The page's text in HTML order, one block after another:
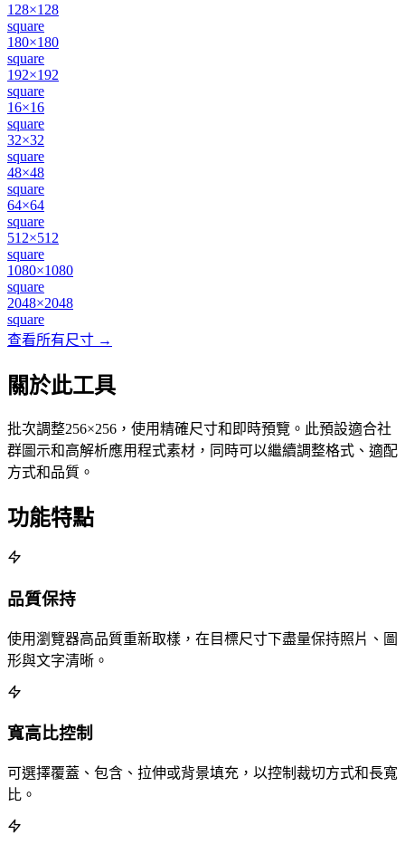
128×128
square
180×180
square
192×192
square
16×16
square
32×32
square
48×48
square
64×64
square
512×512
square
1080×1080
square
2048×2048
square
查看所有尺寸 →
關於此工具
批次調整256×256，使用精確尺寸和即時預覽。此預設適合社
群圖示和高解析應用程式素材，同時可以繼續調整格式、適配
方式和品質。
功能特點
品質保持
使用瀏覽器高品質重新取樣，在目標尺寸下盡量保持照片、圖
形與文字清晰。
寬高比控制
可選擇覆蓋、包含、拉伸或背景填充，以控制裁切方式和長寬
比。